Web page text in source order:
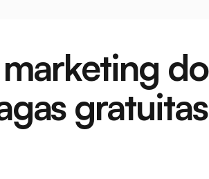
do
gratuitas